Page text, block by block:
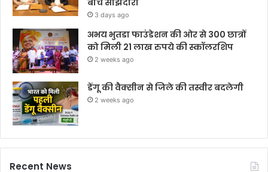
बीच साझेदारी
3 days ago
अभय भुतडा फाउंडेशन की ओर से 300 छात्रों
को मिली 21 लाख रुपये की स्कॉलरशिप
2 weeks ago
डेंगू की वैक्सीन से जिले की तस्वीर बदलेगी
2 weeks ago
Recent News